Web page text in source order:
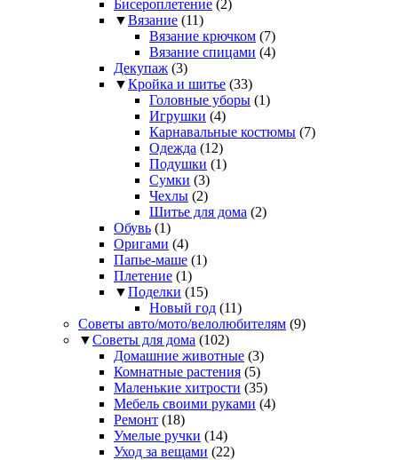
Бисероплетение (2)
▼Вязание (11)
Вязание крючком (7)
Вязание спицами (4)
Декупаж (3)
▼Кройка и шитье (33)
Головные уборы (1)
Игрушки (4)
Карнавальные костюмы (7)
Одежда (12)
Подушки (1)
Сумки (3)
Чехлы (2)
Шитье для дома (2)
Обувь (1)
Оригами (4)
Папье-маше (1)
Плетение (1)
▼Поделки (15)
Новый год (11)
Советы авто/мото/велолюбителям (9)
▼Советы для дома (102)
Домашние животные (3)
Комнатные растения (5)
Маленькие хитрости (35)
Мебель своими руками (4)
Ремонт (18)
Умелые ручки (14)
Уход за вещами (22)